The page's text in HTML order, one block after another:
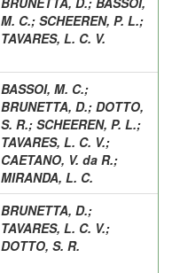
M. C.; SCHEEREN, P. L.;
TAVARES, L. C. V.
BASSOI, M. C.;
BRUNETTA, D.; DOTTO,
S. R.; SCHEEREN, P. L.;
TAVARES, L. C. V.;
CAETANO, V. da R.;
MIRANDA, L. C.
BRUNETTA, D.;
TAVARES, L. C. V.;
DOTTO, S. R.